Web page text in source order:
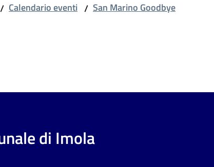
/ Calendario eventi / San Marino Goodbye
di Imola